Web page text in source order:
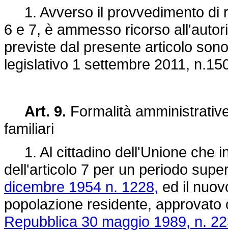
1. Avverso il provvedimento di
6 e 7, è ammesso ricorso
previste dal presente articolo
legislativo 1 settembre 2011,
Art. 9. Formalità
familiari
1. Al cittadino dell'Unione che
dell'articolo 7 per un periodo
dicembre 1954 n. 1228, ed il
popolazione residente,
Repubblica 30 maggio 1989, n.